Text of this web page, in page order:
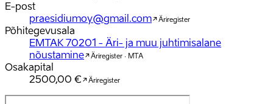
E-post
praesidiumoy@gmail.com
Äriregister
Põhitegevusala
EMTAK 70201 - Äri- ja muu juhtimisalane
nõustamine
Äriregister · MTA
Osakapital
2500,00 €
Äriregister